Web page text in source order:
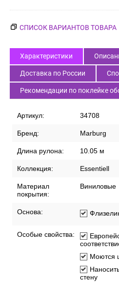
СПИСОК ВАРИАНТОВ ТОВАРА
Характеристики
Доставка по России
Рекомендации по поклейке
Артикул: 34708
Бренд: Marburg
Длина рулона: 10.05 м
Коллекция: Essentiell
Материал
покрытия:
Виниловые
Основа:
Особые свойства:
Моются
стену